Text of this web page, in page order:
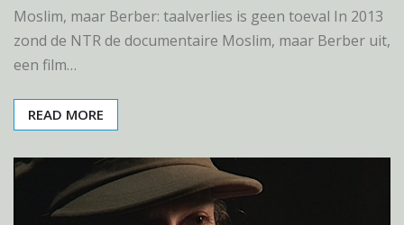
Moslim, maar Berber: taalverlies is geen toeval In 2013
zond de NTR de documentaire Moslim, maar Berber uit,
een film…
READ MORE